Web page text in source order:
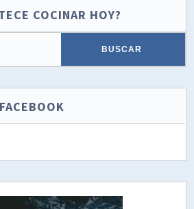
COCINAR HOY?